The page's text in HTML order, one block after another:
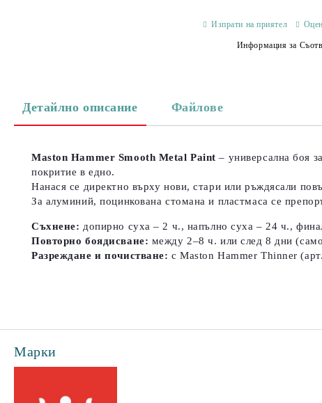
Изпрати на приятел
Информация за
Детайлно описание Файлове
Maston Hammer Smooth Metal Paint – универсална боя
покритие в едно.
Нанася се директно върху нови, стари или ръждясали
За алуминий, поцинкована стомана и пластмаса се
Съхнене: допирно суха – 2 ч., напълно суха – 24 ч.,
Повторно боядисване: между 2–8 ч. или след 8 дни
Разреждане и почистване: с Maston Hammer Thinner
Марки